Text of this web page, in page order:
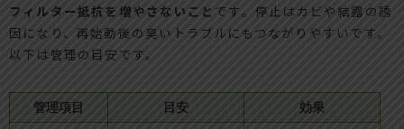
フィルター抵抗を増やさないこと です。停止はカビや結露の誘
因になり、再始動後の臭いトラブルにもつながりやすいです。
以下は管理の目安です。
管理項目 目安 効果